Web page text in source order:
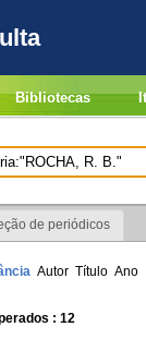
Bibliotecas
de periódicos
Autor Título Ano
: 12